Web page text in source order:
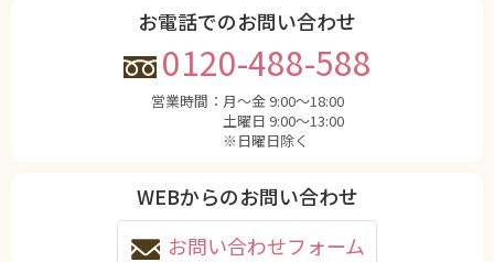
お電話でのお問い合わせ
0120-488-588
営業時間： 月〜金 9:00〜18:00
土曜日 9:00〜13:00
※日曜日除く
WEBからのお問い合わせ
お問い合わせフォーム